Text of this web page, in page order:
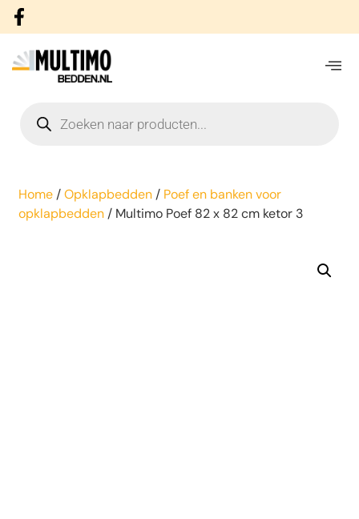
Home/Opklapbedden/ Poef en banken voor
opklapbedden/ Multimo Poef 82 x 82 cm ketor 3